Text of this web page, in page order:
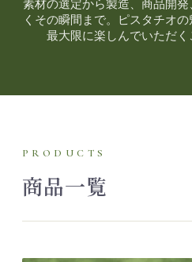
素材の選定から製造、商品開
くその瞬間まで。ピスタチオ
最大限に楽しんでいただく
PRODUCTS
商品一覧